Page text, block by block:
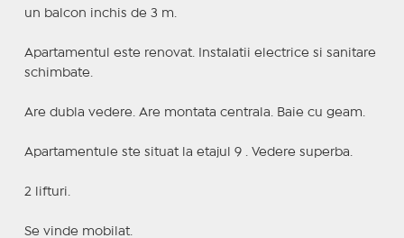
un balcon inchis de 3 m.
Apartamentul este renovat. Instalatii electrice si sanitare
schimbate.
Are dubla vedere. Are montata centrala. Baie cu geam.
Apartamentule ste situat la etajul 9 . Vedere superba.
2 lifturi.
Se vinde mobilat.